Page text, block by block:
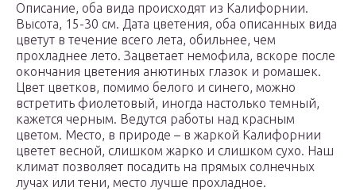
Описание, оба вида происходят из Калифорнии.
Высота, 15-30 см. Дата цветения, оба описанных вида
цветут в течение всего лета, обильнее, чем
прохладнее лето. Зацветает немофила, вскоре после
окончания цветения анютиных глазок и ромашек.
Цвет цветков, помимо белого и синего, можно
встретить фиолетовый, иногда настолько темный,
кажется черным. Ведутся работы над красным
цветом. Место, в природе – в жаркой Калифорнии
цветет весной, слишком жарко и слишком сухо. Наш
климат позволяет посадить на прямых солнечных
лучах или тени, место лучше прохладное.